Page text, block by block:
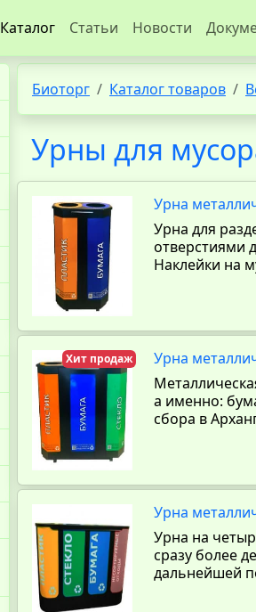
Каталог Статьи Новости
Биоторг Каталог товаров
Урны для
Урна
Урна для
отверстиями
Наклейки на
Хит продаж
Урна
а именно:
сбора в
Урна
Урна на
сразу более
дальнейшей